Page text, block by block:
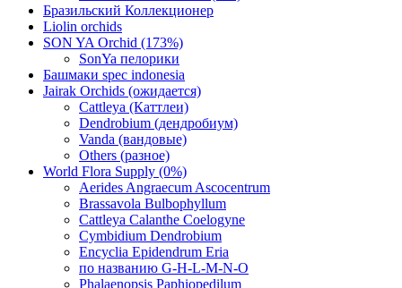
Бразильский Коллекционер
Liolin orchids
SON YA Orchid (173%)
SonYa пелорики
Башмаки spec indonesia
Jairak Orchids (ожидается)
Cattleya (Каттлеи)
Dendrobium (дендробиум)
Vanda (вандовые)
Others (разное)
World Flora Supply (0%)
Aerides Angraecum Ascocentrum
Brassavola Bulbophyllum
Cattleya Calanthe Coelogyne
Cymbidium Dendrobium
Encyclia Epidendrum Eria
по названию G-H-L-M-N-O
Phalaenopsis Paphiopedilum